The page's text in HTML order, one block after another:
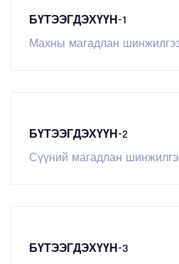
БҮТЭЭГДЭХҮҮН-1
Махны магадлан
БҮТЭЭГДЭХҮҮН-2
Сүүний магадлан
БҮТЭЭГДЭХҮҮН-3